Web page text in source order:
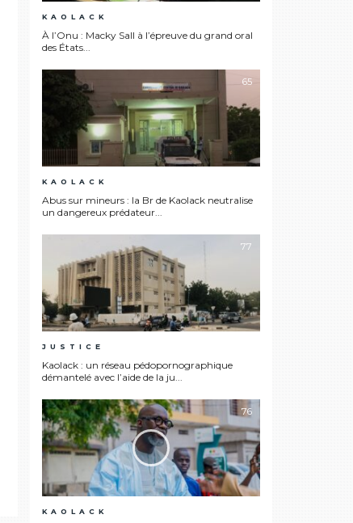
KAOLACK
À l’Onu : Macky Sall à l’épreuve du grand oral
des États...
65
KAOLACK
Abus sur mineurs : la Br de Kaolack neutralise
un dangereux prédateur...
77
JUSTICE
Kaolack : un réseau pédopornographique
démantelé avec l’aide de la ju...
76
KAOLACK